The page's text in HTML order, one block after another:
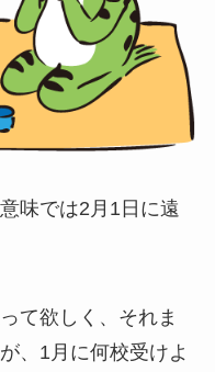
味では2月1日に遠
て欲しく、それま
、1月に何校受けよ